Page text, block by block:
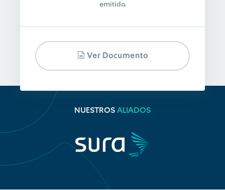
emitido.
Ver Documento
NUESTROS ALIADOS